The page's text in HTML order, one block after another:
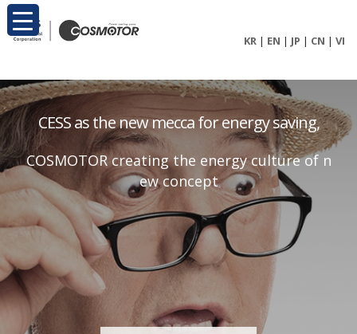
KR | EN | JP | CN | VI
CESS as thenewmecca forenergysaving,
COSMOTOR creating the energy culture of n
ew concept